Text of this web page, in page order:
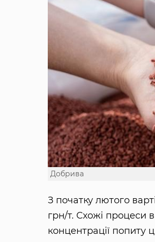
Добрива
З початку лютого
грн/т. Схожі процеси
концентрації попиту